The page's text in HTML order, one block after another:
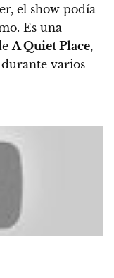
el show podía
Es una
A Quiet Place,
varios